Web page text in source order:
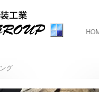
グ